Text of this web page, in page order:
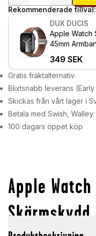
Rekommenderade tillval:
DUX DUCIS
Apple Watch
45mm
349 SEK
Gratis fraktalternativ
Blixtsnabb leverans
Skickas från vårt lager i
Betala med Swish,
100 dagars öppet köp
Apple